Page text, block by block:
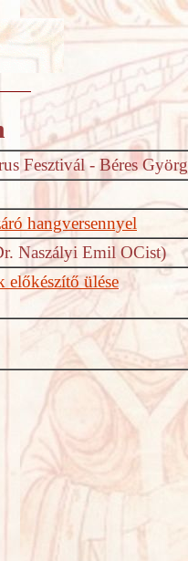
Fesztivál - Béres
hangversennyel
Naszályi Emil OCist)
előkészítő ülése